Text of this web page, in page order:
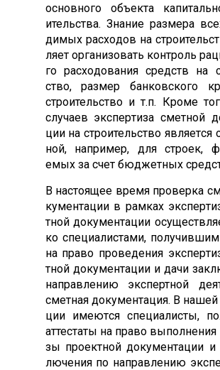
ос­новно­го объ­ек­та
итель­ства. Зна­ние раз­ме­ра
димых рас­хо­дов на
ля­ет ор­га­низо­вать кон­троль
го рас­хо­дова­ния средств на
ство, раз­мер бан­ков­ско­го
стро­итель­ство и т.п. Кро­ме
слу­ча­ев эк­спер­ти­за смет­ной
ции на стро­итель­ство яв­ля­ет­ся
ной, нап­ри­мер, для стро­ек,
емых за счет бюд­жетных
В нас­то­ящее вре­мя про­вер­ка
кумен­та­ции в рам­ках
тной до­кумен­та­ции
ко спе­ци­алис­та­ми,
на пра­во про­веде­ния
тной до­кумен­та­ции и да­чи
нап­равле­нию эк­спертной
смет­ная до­кумен­та­ция. В
ции име­ют­ся спе­ци­алис­ты,
ат­теста­ты на пра­во
зы про­ек­тной до­кумен­та­ции
лю­чения по нап­равле­нию